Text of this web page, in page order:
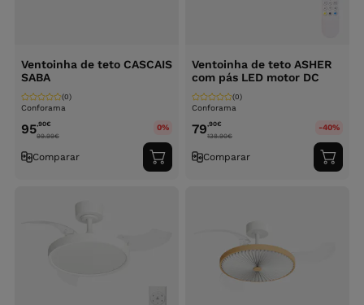
Ventoinha de teto CASCAIS
SABA
Conforama
(0)
95,90€
99.99€
0%
Comparar
Adicionar
ao
Ventoinha de teto ASHER
com pás LED motor DC
Conforama
(0)
79,90€
138.90€
-40%
Comparar
ao